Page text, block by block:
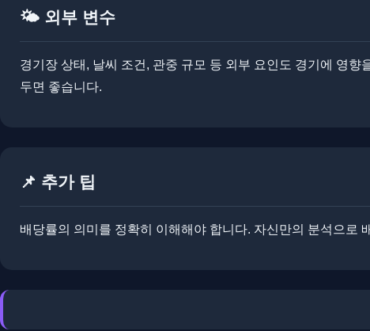
🌤️ 외부 변수
경기장 상태, 날씨 조건, 관중 규모 등 외부 요인도 경기에 영
두면 좋습니다.
📌 추가 팁
배당률의 의미를 정확히 이해해야 합니다. ​자신만의 분석으로